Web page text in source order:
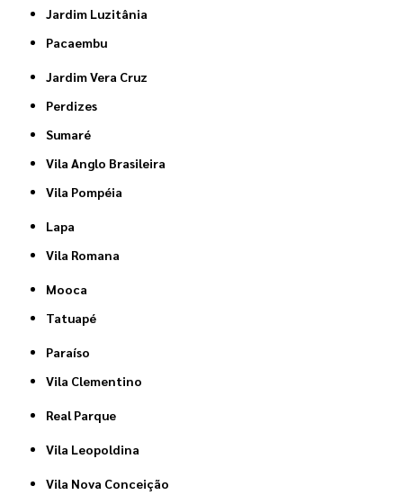
Jardim Luzitânia
Pacaembu
Jardim Vera Cruz
Perdizes
Sumaré
Vila Anglo Brasileira
Vila Pompéia
Lapa
Vila Romana
Mooca
Tatuapé
Paraíso
Vila Clementino
Real Parque
Vila Leopoldina
Vila Nova Conceição